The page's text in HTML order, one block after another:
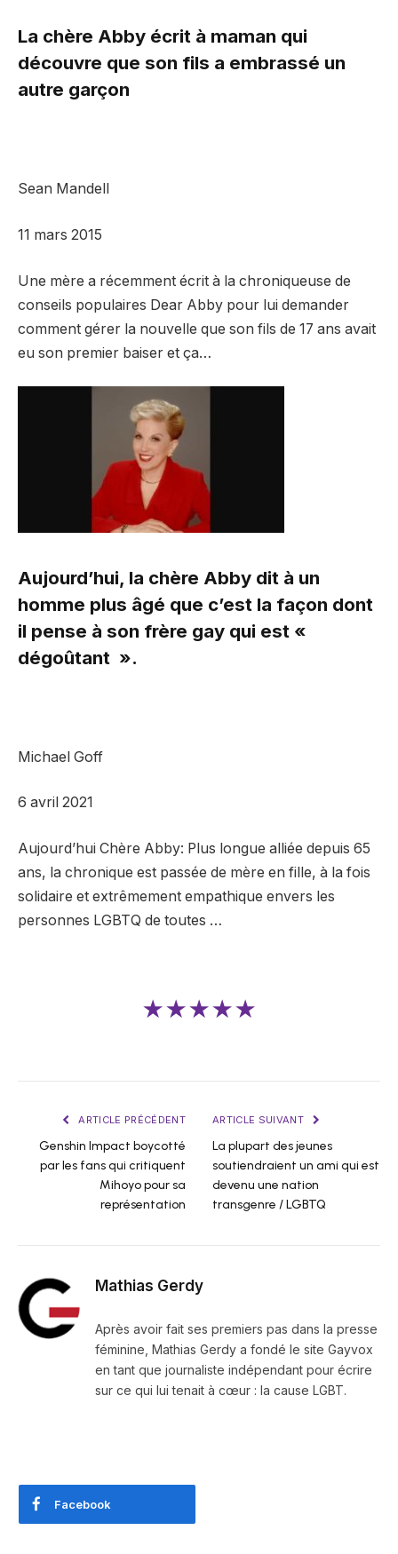
La chère Abby écrit à maman qui
découvre que son fils a embrassé un
autre garçon
Sean Mandell
11 mars 2015
Une mère a récemment écrit à la chroniqueuse de
conseils populaires Dear Abby pour lui demander
comment gérer la nouvelle que son fils de 17 ans avait
eu son premier baiser et ça…
Aujourd’hui, la chère Abby dit à un
homme plus âgé que c’est la façon dont
il pense à son frère gay qui est «
dégoûtant ».
Michael Goff
6 avril 2021
Aujourd’hui Chère Abby: Plus longue alliée depuis 65
ans, la chronique est passée de mère en fille, à la fois
solidaire et extrêmement empathique envers les
personnes LGBTQ de toutes …
★★★★★
ARTICLE PRÉCÉDENT
Genshin Impact boycotté
par les fans qui critiquent
Mihoyo pour sa
représentation
ARTICLE SUIVANT
La plupart des jeunes
soutiendraient un ami qui est
devenu une nation
transgenre / LGBTQ
Mathias Gerdy
Après avoir fait ses premiers pas dans la presse
féminine, Mathias Gerdy a fondé le site Gayvox
en tant que journaliste indépendant pour écrire
sur ce qui lui tenait à cœur : la cause LGBT.
Facebook